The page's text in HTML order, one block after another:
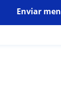
Enviar